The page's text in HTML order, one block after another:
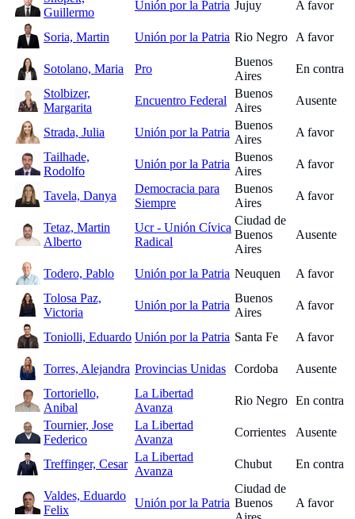
Guillermo
Unión por la Patria Jujuy A favor
Soria, Martin Unión por la Patria Rio Negro A favor
Sotolano, Maria Pro
Buenos
Aires
En contra
Stolbizer,
Margarita
Encuentro Federal
Buenos
Aires
Ausente
Strada, Julia Unión por la Patria
Buenos
Aires
A favor
Tailhade,
Rodolfo
Unión por la Patria
Buenos
Aires
A favor
Tavela, Danya
Democracia para
Siempre
Buenos
Aires
A favor
Tetaz, Martin
Alberto
Ucr - Unión Cívica
Radical
Ciudad de
Buenos
Aires
Ausente
Todero, Pablo Unión por la Patria Neuquen
A favor
Tolosa Paz,
Victoria
Unión por la Patria
Buenos
Aires
A favor
Toniolli, Eduardo Unión por la Patria Santa Fe A favor
Torres, Alejandra Provincias Unidas Cordoba
Ausente
Tortoriello,
Anibal
La Libertad
Avanza
Rio Negro En contra
Tournier, Jose
Federico
La Libertad
Avanza
Corrientes Ausente
Treffinger, Cesar
La Libertad
Avanza
Chubut En contra
Valdes, Eduardo
Felix
Unión por la Patria
Ciudad de
Buenos
A favor